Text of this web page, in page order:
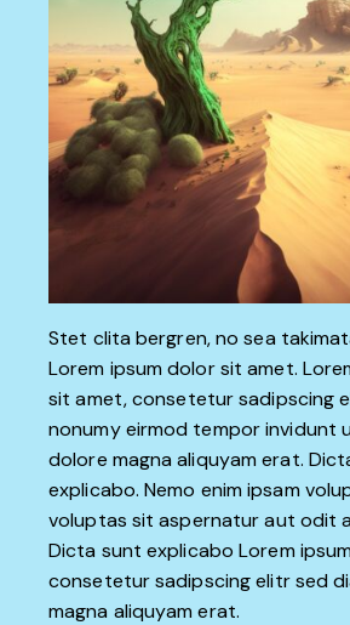
Stet clita bergren, no sea
Lorem ipsum dolor sit amet.
sit amet, consetetur sadipscing
nonumy eirmod tempor invidunt
dolore magna aliquyam erat.
explicabo. Nemo enim ipsam
voluptas sit aspernatur aut odit
Dicta sunt explicabo Lorem
consetetur sadipscing elitr sed
magna aliquyam erat.